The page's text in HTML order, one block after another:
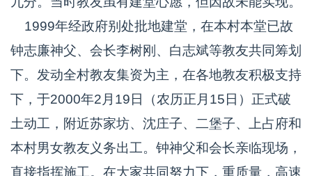
1999年经政府别处批地建堂，在本村本堂已故
钟志廉神父、会长李树刚、白志斌等教友共同筹划
下。发动全村教友集资为主，在各地教友积极支持
下，于2000年2月19日（农历正月15日）正式破
土动工，附近苏家坊、沈庄子、二堡子、上占府和
本村男女教友义务出工。钟神父和会长亲临现场，
直接指挥施工。在大家共同努力下，重质量，高速